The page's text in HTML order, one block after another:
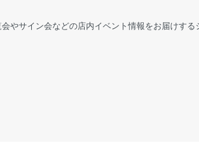
やサイン会などの店内イベント情報をお届けする